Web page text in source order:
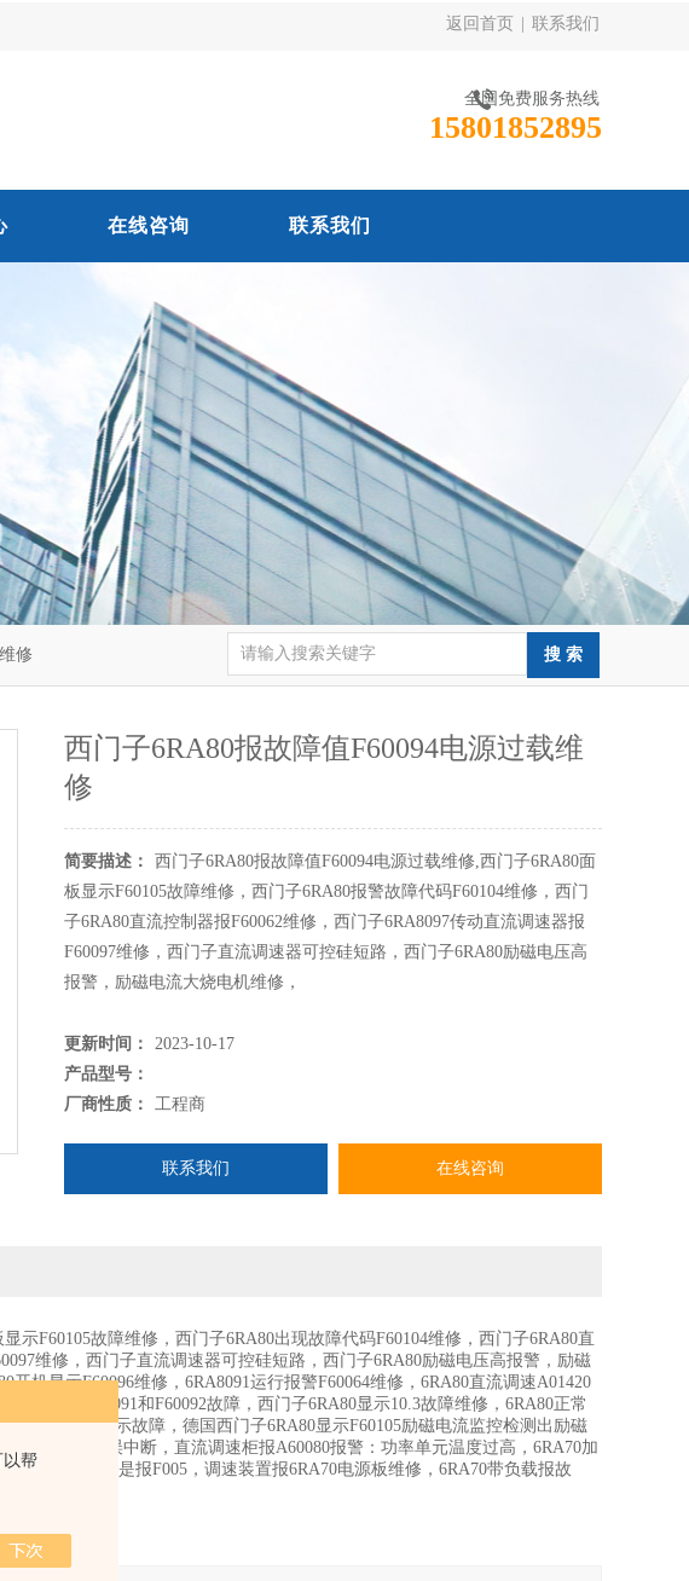
以帮
返回首页 联系我们
全国免费服务热线
15801852895
在线咨询 联系我们
修
西门子6RA80报故障值F60094电源过载维
修
简要描述：
西门子6RA80报故障值F60094电源过载维修,西门子6RA80面
板显示F60105故障维修，西门子6RA80报警故障代码F60104维修，西门
子6RA80直流控制器报F60062维修，西门子6RA8097传动直流调速器报
F60097维修，西门子直流调速器可控硅短路，西门子6RA80励磁电压高
报警，励磁电流大烧电机维修，
更新时间：
2023-10-17
产品型号：
厂商性质：
工程商
联系我们 在线咨询
示F60105故障维修，西门子6RA80出现故障代码F60104维修，西门子6RA80直
维修，西门子直流调速器可控硅短路，西门子6RA80励磁电压高报警，励磁
机显示F60096维修，6RA8091运行报警F60064维修，6RA80直流调速A01420
维修，F60091和F60092故障，西门子6RA80显示10.3故障维修，6RA80正常
报F60300显示故障，德国西门子6RA80显示F60105励磁电流监控检测出励磁
程被内部错误中断，直流调速柜报A60080报警：功率单元温度过高，6RA70加
调速器老是报F005，调速装置报6RA70电源板维修，6RA70带负载报故
载维修